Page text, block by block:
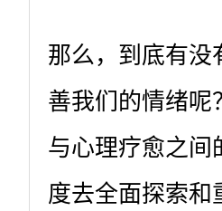
那么，到底有没
善我们的情绪呢
与心理疗愈之间
度去全面探索和